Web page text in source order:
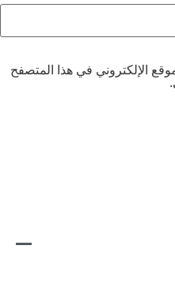
في هذا المتصفح